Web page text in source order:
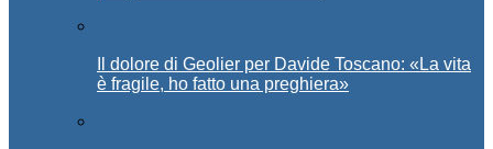
Il dolore di Geolier per Davide Toscano: «La vita
è fragile, ho fatto una preghiera»